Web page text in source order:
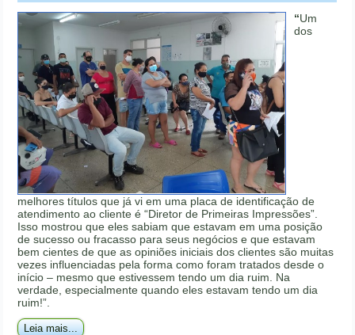
“Um
dos
melhores títulos que já vi em uma placa de identificação de
atendimento ao cliente é “Diretor de Primeiras Impressões”.
Isso mostrou que eles sabiam que estavam em uma posição
de sucesso ou fracasso para seus negócios e que estavam
bem cientes de que as opiniões iniciais dos clientes são muitas
vezes influenciadas pela forma como foram tratados desde o
início – mesmo que estivessem tendo um dia ruim. Na
verdade, especialmente quando eles estavam tendo um dia
ruim!”.
Leia mais...